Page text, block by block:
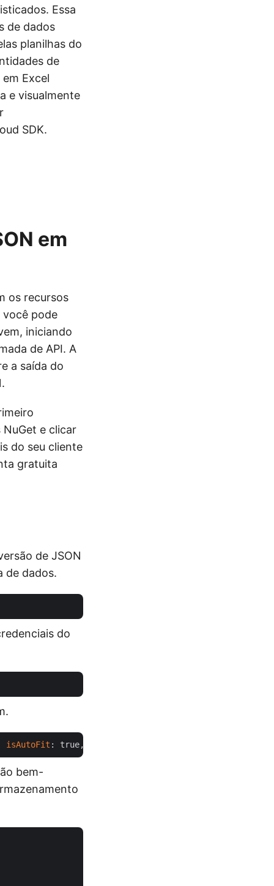
Essa
de dados
planilhas do
de
Excel
e visualmente
SDK.
em
os recursos
você pode
iniciando
de API. A
a saída do
e clicar
do seu cliente
gratuita
de JSON
de dados.
do
isAutoFit : true,
bem-